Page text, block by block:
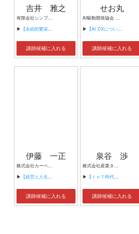
吉井 雅之
有限会社シンプルタスク 代表取締役 習慣形成コンサルタント
▶ 【永続的繁栄の組織づくり】
講師候補に入れる
せお丸
AI駆動開発協会 代表理事 サイバーフリークス株式会社 代表取締役
▶ 【AI DXについて】
講師候補に入れる
伊藤 一正
株式会社カーベル代表取締役社長 プロレスラーカーベル伊藤
▶ 【経営と人生がHappyになる3つのキーワード】
講師候補に入れる
泉谷 渉
株式会社産業タイムズ社 代表取締役会長 半導体産業新聞 特別編集委員
▶ 【ＩｏＴ時代にニッポンの製造業が一気に抜け出す！！ ～世界トップシェアのセンサーとロボットで戦え！】
講師候補に入れる